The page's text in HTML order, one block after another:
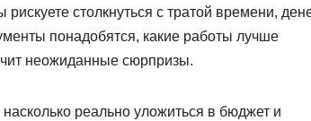
столкнуться с тратой времени,
понадобятся, какие работы лучше
неожиданные сюрпризы.
реально уложиться в бюджет и